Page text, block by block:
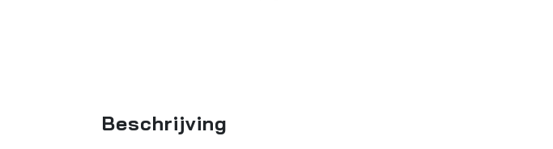
Beschrijving